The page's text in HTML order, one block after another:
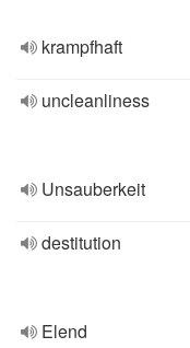
krampfhaft
uncleanliness
Unsauberkeit
destitution
Elend